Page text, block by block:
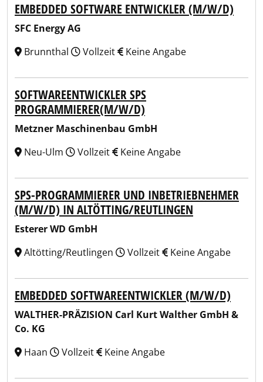
EMBEDDED SOFTWARE ENTWICKLER (M/W/D)
SFC Energy AG
Brunnthal
Vollzeit Keine Angabe
SOFTWAREENTWICKLER SPS
PROGRAMMIERER(M/W/D)
Metzner Maschinenbau GmbH
Neu-Ulm
Vollzeit Keine Angabe
SPS-PROGRAMMIERER UND INBETRIEBNEHMER
(M/W/D) IN ALTÖTTING/REUTLINGEN
Esterer WD GmbH
Altötting/Reutlingen
Vollzeit Keine Angabe
EMBEDDED SOFTWAREENTWICKLER (M/W/D)
WALTHER-PRÄZISION Carl Kurt Walther GmbH &
Co. KG
Haan
Vollzeit Keine Angabe